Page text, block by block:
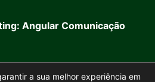
Angular Comunicação
a sua melhor experiência em